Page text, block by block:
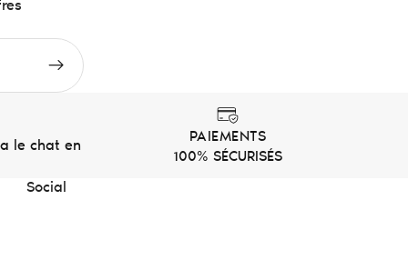
le chat en
PAIEMENTS
100% SÉCURISÉS
Social